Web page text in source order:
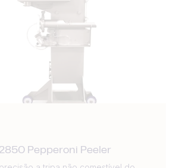
Pepperoni Peeler